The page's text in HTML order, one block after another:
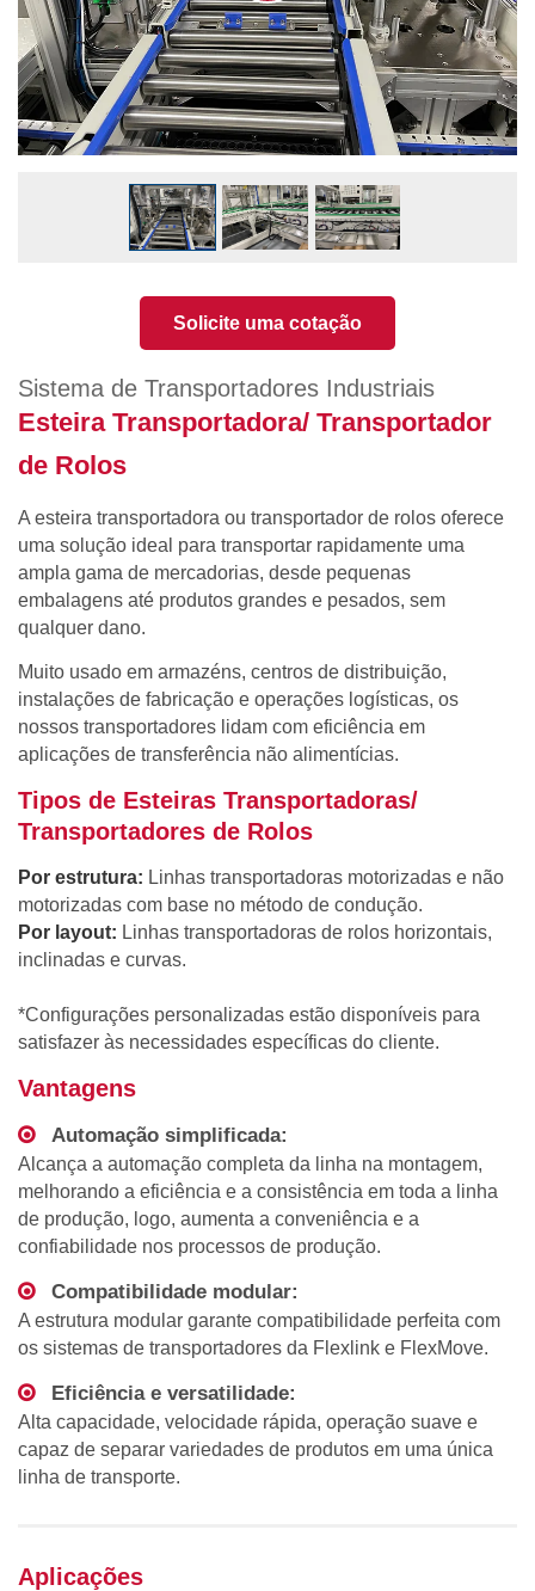
Solicite uma cotação
Sistema de Transportadores Industriais
Esteira Transportadora/ Transportador
de Rolos
A esteira transportadora ou transportador de rolos oferece
uma solução ideal para transportar rapidamente uma
ampla gama de mercadorias, desde pequenas
embalagens até produtos grandes e pesados, sem
qualquer dano.
Muito usado em armazéns, centros de distribuição,
instalações de fabricação e operações logísticas, os
nossos transportadores lidam com eficiência em
aplicações de transferência não alimentícias.
Tipos de Esteiras Transportadoras/
Transportadores de Rolos
Por estrutura: Linhas transportadoras motorizadas e não
motorizadas com base no método de condução.
Por layout: Linhas transportadoras de rolos horizontais,
inclinadas e curvas.
*Configurações personalizadas estão disponíveis para
satisfazer às necessidades específicas do cliente.
Vantagens
Automação simplificada:
Alcança a automação completa da linha na montagem,
melhorando a eficiência e a consistência em toda a linha
de produção, logo, aumenta a conveniência e a
confiabilidade nos processos de produção.
Compatibilidade modular:
A estrutura modular garante compatibilidade perfeita com
os sistemas de transportadores da Flexlink e FlexMove.
Eficiência e versatilidade:
Alta capacidade, velocidade rápida, operação suave e
capaz de separar variedades de produtos em uma única
linha de transporte.
Aplicações